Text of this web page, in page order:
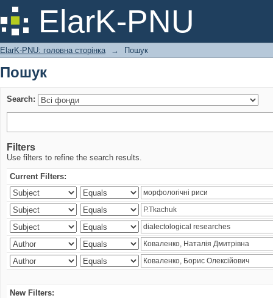
ElarK-PNU
Пошук
ElarK-PNU: головна сторінка → Пошук
Пошук
Search:
Filters
Use filters to refine the search results.
Current Filters:
New Filters: